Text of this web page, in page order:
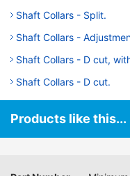
Shaft Collars - Split.
Shaft Collars -
Shaft Collars - D cut,
Shaft Collars - D cut.
Products like this...